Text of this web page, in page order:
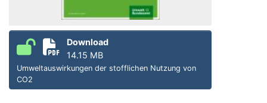
Download
14.15 MB
Umweltauswirkungen der stofflichen Nutzung von
CO2